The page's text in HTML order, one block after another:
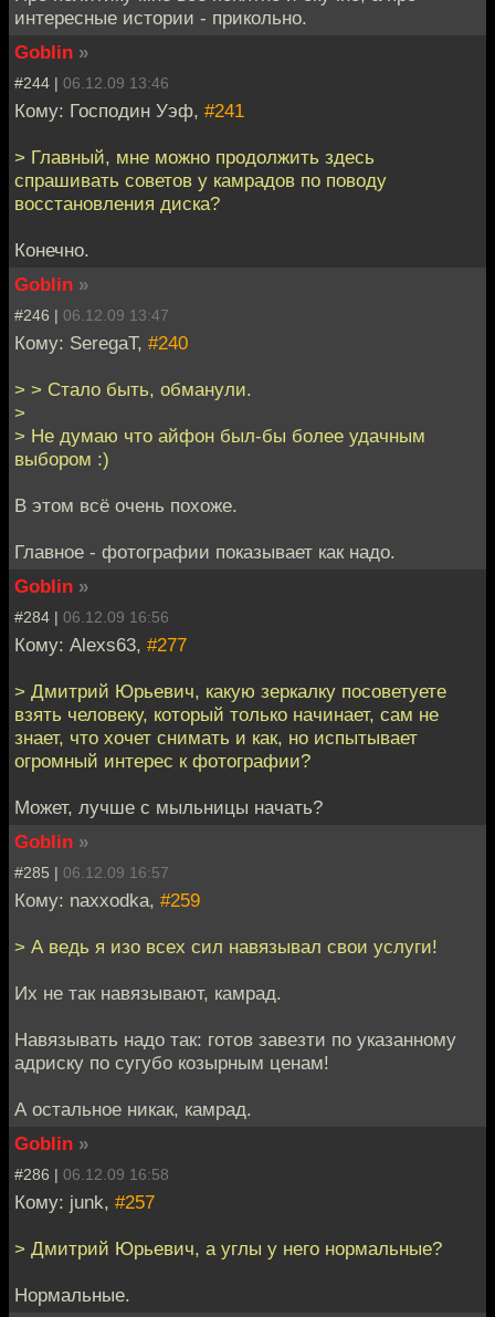
интересные истории - прикольно.
Goblin »
#244 | 06.12.09 13:46
Кому: Господин Уэф, #241
> Главный, мне можно продолжить здесь
спрашивать советов у камрадов по поводу
восстановления диска?
Конечно.
Goblin »
#246 | 06.12.09 13:47
Кому: SeregaT, #240
> > Стало быть, обманули.
>
> Не думаю что айфон был-бы более удачным
выбором :)
В этом всё очень похоже.
Главное - фотографии показывает как надо.
Goblin »
#284 | 06.12.09 16:56
Кому: Alexs63, #277
> Дмитрий Юрьевич, какую зеркалку посоветуете
взять человеку, который только начинает, сам не
знает, что хочет снимать и как, но испытывает
огромный интерес к фотографии?
Может, лучше с мыльницы начать?
Goblin »
#285 | 06.12.09 16:57
Кому: naxxodka, #259
> А ведь я изо всех сил навязывал свои услуги!
Их не так навязывают, камрад.
Навязывать надо так: готов завезти по указанному
адриску по сугубо козырным ценам!
А остальное никак, камрад.
Goblin »
#286 | 06.12.09 16:58
Кому: junk, #257
> Дмитрий Юрьевич, а углы у него нормальные?
Нормальные.